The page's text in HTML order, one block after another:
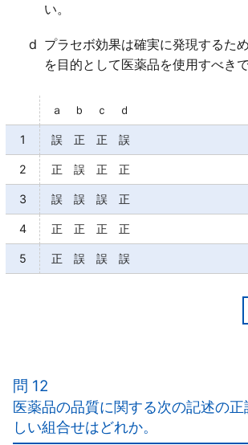
い。
d プラセボ効果は確実に発現するた
を目的として医薬品を使用すべきで
ａ ｂ ｃ ｄ
1 誤 正 正 誤
2 正 誤 正 正
3 誤 誤 誤 正
4 正 正 正 正
5 正 誤 誤 誤
ｂ×
望ましいもの（効果）と「不都合なも
がある」。
ｃ×
問 12
医薬品の品質に関する次の記述の
しい組合せはどれか。